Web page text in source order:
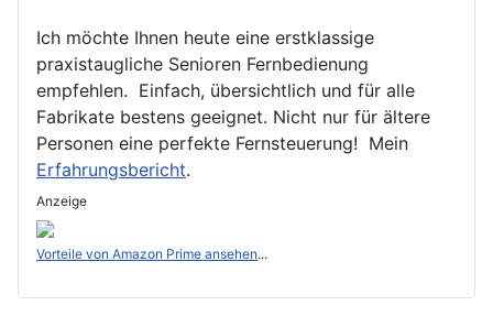
Ich möchte Ihnen heute eine erstklassige
praxistaugliche Senioren Fernbedienung
empfehlen. Einfach, übersichtlich und für alle
Fabrikate bestens geeignet. Nicht nur für ältere
Personen eine perfekte Fernsteuerung! Mein
Erfahrungsbericht.
Anzeige
Vorteile von Amazon Prime ansehen...